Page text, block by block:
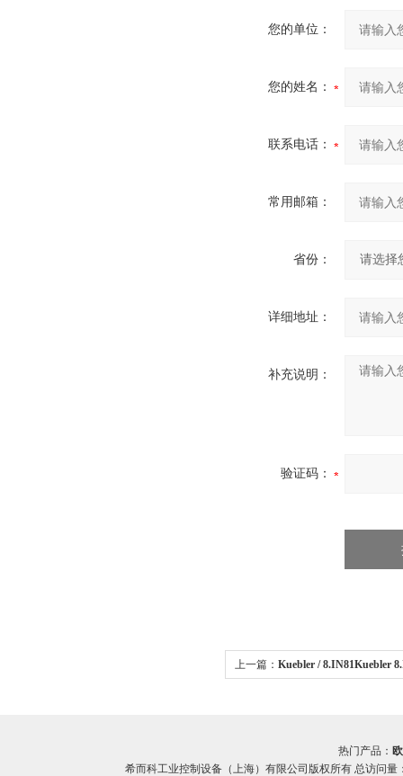
您的单位：
您的姓名：
联系电话：
常用邮箱：
省份：
详细地址：
补充说明：
验证码：
上一篇： Kuebler / 8.IN81Kuebler
热门产品：
希而科工业控制设备（上海）有限公司版权所有 总访问量